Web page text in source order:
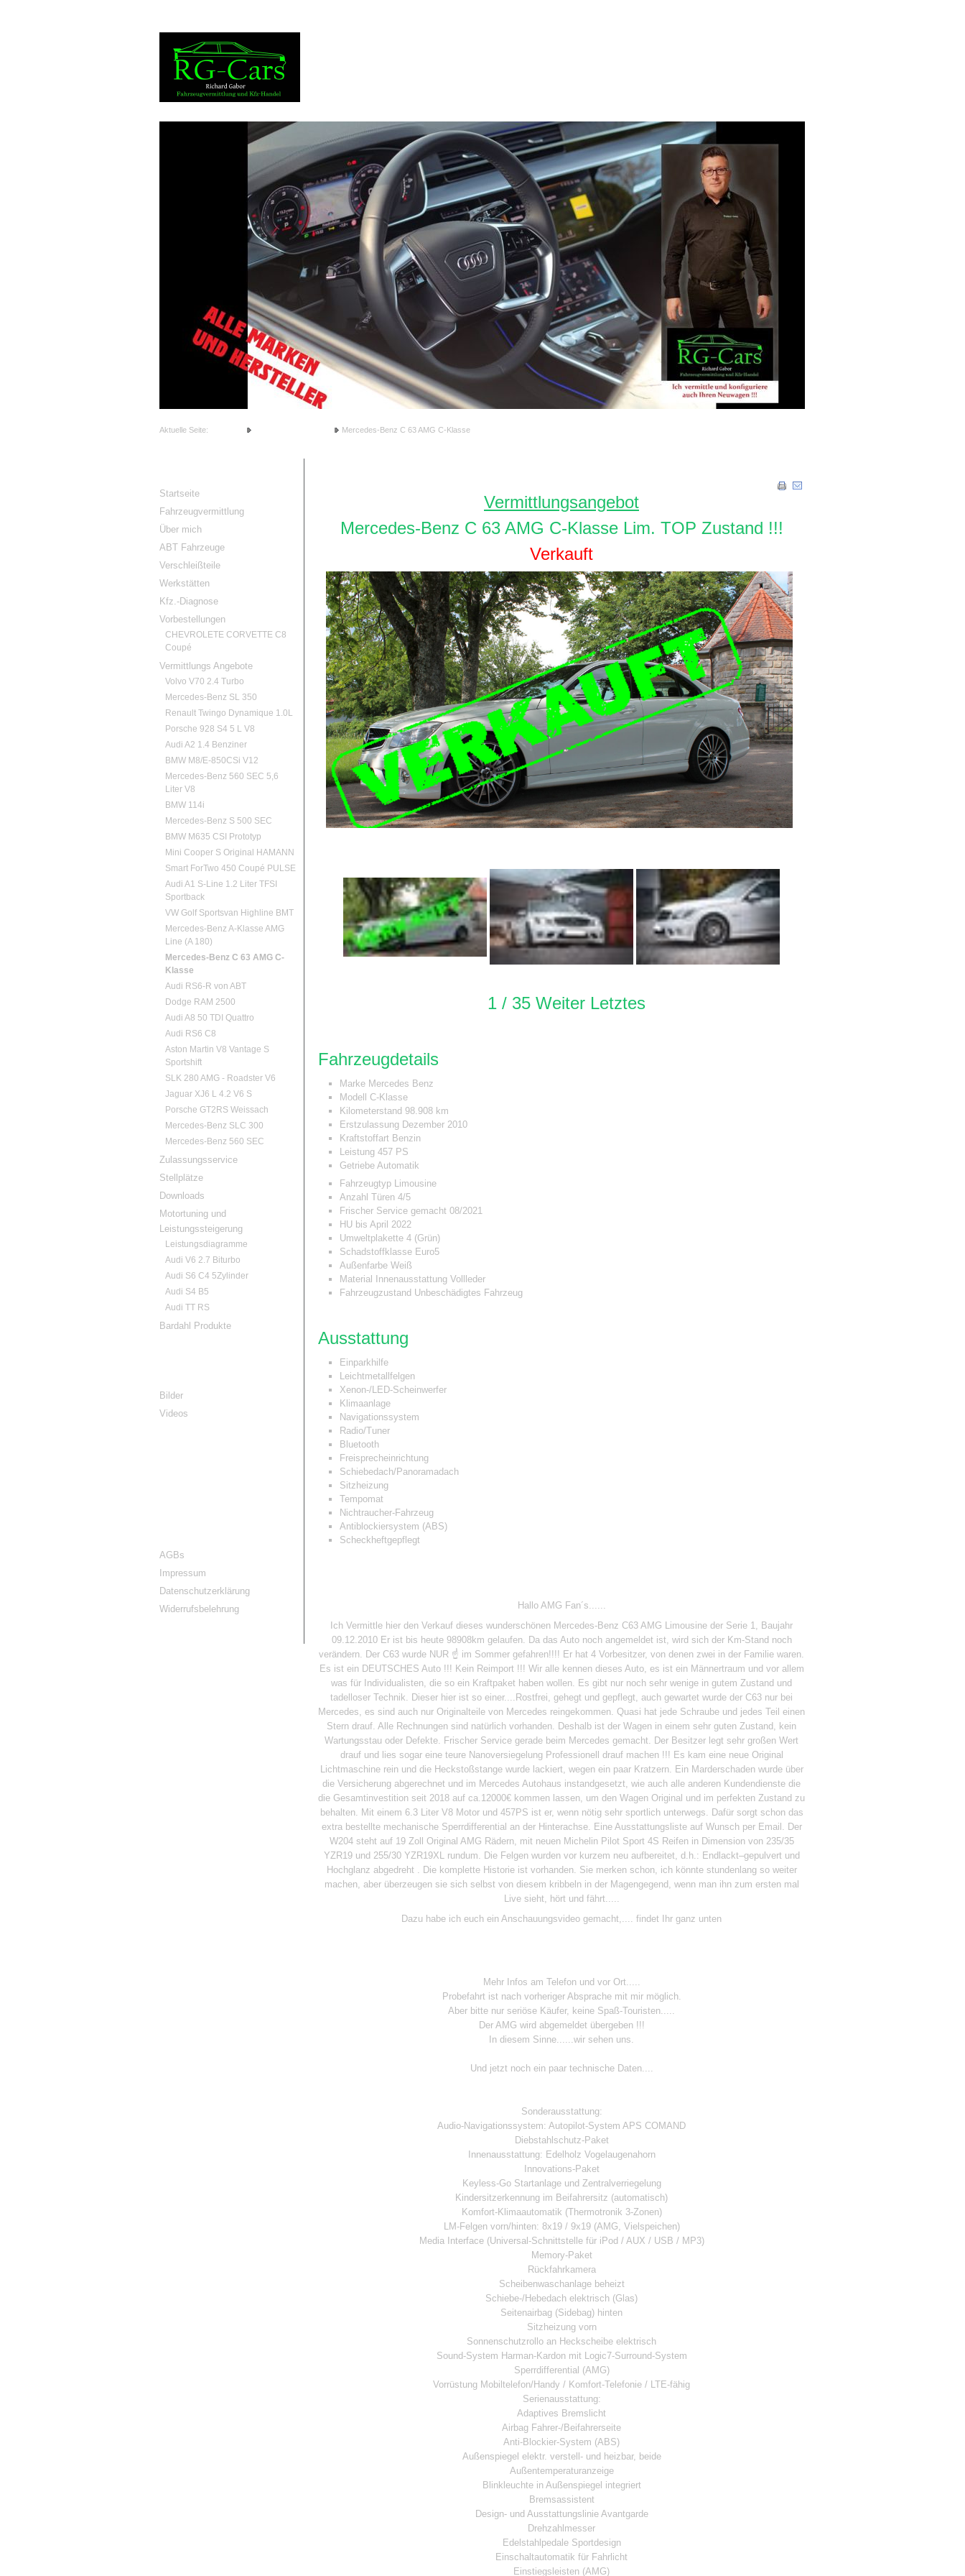
Aktuelle Seite: Mercedes-Benz C 63 AMG C-Klasse
Startseite
Fahrzeugvermittlung
Über mich
ABT Fahrzeuge
Verschleißteile
Werkstätten
Kfz.-Diagnose
Vorbestellungen
CHEVROLETE CORVETTE C8
Coupé
Vermittlungs Angebote
Volvo V70 2.4 Turbo
Mercedes-Benz SL 350
Renault Twingo Dynamique 1.0L
Porsche 928 S4 5 L V8
Audi A2 1.4 Benziner
BMW M8/E-850CSi V12
Mercedes-Benz 560 SEC 5,6
Liter V8
BMW 114i
Mercedes-Benz S 500 SEC
BMW M635 CSI Prototyp
Mini Cooper S Original HAMANN
Smart ForTwo 450 Coupé PULSE
Audi A1 S-Line 1.2 Liter TFSI
Sportback
VW Golf Sportsvan Highline BMT
Mercedes-Benz A-Klasse AMG
Line (A 180)
Mercedes-Benz C 63 AMG C-
Klasse
Audi RS6-R von ABT
Dodge RAM 2500
Audi A8 50 TDI Quattro
Audi RS6 C8
Aston Martin V8 Vantage S
Sportshift
SLK 280 AMG - Roadster V6
Jaguar XJ6 L 4.2 V6 S
Porsche GT2RS Weissach
Mercedes-Benz SLC 300
Mercedes-Benz 560 SEC
Zulassungsservice
Stellplätze
Downloads
Motortuning und
Leistungssteigerung
Leistungsdiagramme
Audi V6 2.7 Biturbo
Audi S6 C4 5Zylinder
Audi S4 B5
Audi TT RS
Bardahl Produkte
Bilder
Videos
AGBs
Impressum
Datenschutzerklärung
Widerrufsbelehrung
Vermittlungsangebot
Mercedes-Benz C 63 AMG C-Klasse Lim. TOP Zustand !!!
Verkauft
1 / 35 Weiter Letztes
Fahrzeugdetails
Marke Mercedes Benz
Modell C-Klasse
Kilometerstand 98.908 km
Erstzulassung Dezember 2010
Kraftstoffart Benzin
Leistung 457 PS
Getriebe Automatik
Fahrzeugtyp Limousine
Anzahl Türen 4/5
Frischer Service gemacht 08/2021
HU bis April 2022
Umweltplakette 4 (Grün)
Schadstoffklasse Euro5
Außenfarbe Weiß
Material Innenausstattung Vollleder
Fahrzeugzustand Unbeschädigtes Fahrzeug
Ausstattung
Einparkhilfe
Leichtmetallfelgen
Xenon-/LED-Scheinwerfer
Klimaanlage
Navigationssystem
Radio/Tuner
Bluetooth
Freisprecheinrichtung
Schiebedach/Panoramadach
Sitzheizung
Tempomat
Nichtraucher-Fahrzeug
Antiblockiersystem (ABS)
Scheckheftgepflegt
Hallo AMG Fan´s......
Ich Vermittle hier den Verkauf dieses wunderschönen Mercedes-Benz C63 AMG Limousine der Serie 1, Baujahr
09.12.2010 Er ist bis heute 98908km gelaufen. Da das Auto noch angemeldet ist, wird sich der Km-Stand noch
verändern. Der C63 wurde NUR ☝ im Sommer gefahren!!!! Er hat 4 Vorbesitzer, von denen zwei in der Familie waren.
Es ist ein DEUTSCHES Auto !!! Kein Reimport !!! Wir alle kennen dieses Auto, es ist ein Männertraum und vor allem
was für Individualisten, die so ein Kraftpaket haben wollen. Es gibt nur noch sehr wenige in gutem Zustand und
tadelloser Technik. Dieser hier ist so einer....Rostfrei, gehegt und gepflegt, auch gewartet wurde der C63 nur bei
Mercedes, es sind auch nur Originalteile von Mercedes reingekommen. Quasi hat jede Schraube und jedes Teil einen
Stern drauf. Alle Rechnungen sind natürlich vorhanden. Deshalb ist der Wagen in einem sehr guten Zustand, kein
Wartungsstau oder Defekte. Frischer Service gerade beim Mercedes gemacht. Der Besitzer legt sehr großen Wert
drauf und lies sogar eine teure Nanoversiegelung Professionell drauf machen !!! Es kam eine neue Original
Lichtmaschine rein und die Heckstoßstange wurde lackiert, wegen ein paar Kratzern. Ein Marderschaden wurde über
die Versicherung abgerechnet und im Mercedes Autohaus instandgesetzt, wie auch alle anderen Kundendienste die
die Gesamtinvestition seit 2018 auf ca.12000€ kommen lassen, um den Wagen Original und im perfekten Zustand zu
behalten. Mit einem 6.3 Liter V8 Motor und 457PS ist er, wenn nötig sehr sportlich unterwegs. Dafür sorgt schon das
extra bestellte mechanische Sperrdifferential an der Hinterachse. Eine Ausstattungsliste auf Wunsch per Email. Der
W204 steht auf 19 Zoll Original AMG Rädern, mit neuen Michelin Pilot Sport 4S Reifen in Dimension von 235/35
YZR19 und 255/30 YZR19XL rundum. Die Felgen wurden vor kurzem neu aufbereitet, d.h.: Endlackt–gepulvert und
Hochglanz abgedreht . Die komplette Historie ist vorhanden. Sie merken schon, ich könnte stundenlang so weiter
machen, aber überzeugen sie sich selbst von diesem kribbeln in der Magengegend, wenn man ihn zum ersten mal
Live sieht, hört und fährt.....
Dazu habe ich euch ein Anschauungsvideo gemacht,.... findet Ihr ganz unten
Mehr Infos am Telefon und vor Ort.....
Probefahrt ist nach vorheriger Absprache mit mir möglich.
Aber bitte nur seriöse Käufer, keine Spaß-Touristen.....
Der AMG wird abgemeldet übergeben !!!
In diesem Sinne......wir sehen uns.
Und jetzt noch ein paar technische Daten....
Sonderausstattung:
Audio-Navigationssystem: Autopilot-System APS COMAND
Diebstahlschutz-Paket
Innenausstattung: Edelholz Vogelaugenahorn
Innovations-Paket
Keyless-Go Startanlage und Zentralverriegelung
Kindersitzerkennung im Beifahrersitz (automatisch)
Komfort-Klimaautomatik (Thermotronik 3-Zonen)
LM-Felgen vorn/hinten: 8x19 / 9x19 (AMG, Vielspeichen)
Media Interface (Universal-Schnittstelle für iPod / AUX / USB / MP3)
Memory-Paket
Rückfahrkamera
Scheibenwaschanlage beheizt
Schiebe-/Hebedach elektrisch (Glas)
Seitenairbag (Sidebag) hinten
Sitzheizung vorn
Sonnenschutzrollo an Heckscheibe elektrisch
Sound-System Harman-Kardon mit Logic7-Surround-System
Sperrdifferential (AMG)
Vorrüstung Mobiltelefon/Handy / Komfort-Telefonie / LTE-fähig
Serienausstattung:
Adaptives Bremslicht
Airbag Fahrer-/Beifahrerseite
Anti-Blockier-System (ABS)
Außenspiegel elektr. verstell- und heizbar, beide
Außentemperaturanzeige
Blinkleuchte in Außenspiegel integriert
Bremsassistent
Design- und Ausstattungslinie Avantgarde
Drehzahlmesser
Edelstahlpedale Sportdesign
Einschaltautomatik für Fahrlicht
Einstiegsleisten (AMG)